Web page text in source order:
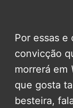
Por essas e
convicção
morrerá em
que gosta
besteira,